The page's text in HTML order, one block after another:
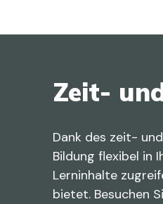
Zeit-
Dank des zeit-
Bildung flexibel in
Lerninhalte
bietet. Besuchen